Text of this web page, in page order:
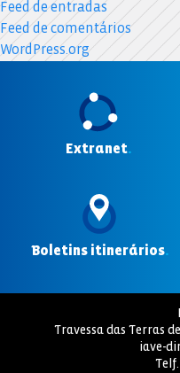
Feed de entradas
Feed de comentários
WordPress.org
Extranet.
Boletins itinerários.
Travessa das Terras
iave-
Telf.